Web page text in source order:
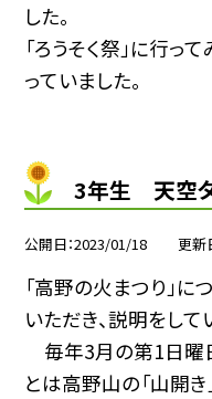
した。
「ろうそく祭」に行っ
っていました。
3年生 天空タ
公開日 2023/01/18 更新
「高野の火まつり」
いただき、説明をして
毎年3月の第1日曜
とは高野山の「山開き